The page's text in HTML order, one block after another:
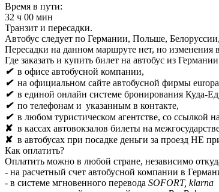
Время в пути:
32 ч 00 мин
Транзит и пересадки.
Автобус следует по Германии, Польше,
Пересадки на данном маршруте нет, но изменения
Где заказать и купить билет на автобус из
✔в офисе автобусной компании,
✔на официальном сайте автобусной фирмы
✔в единой онлайн системе бронирования Куда-
✔по телефонам и указанным в контакте,
✔в любом туристическом агентстве, со ссылкой
✘ в кассах автовокзалов билеты на
✘ в автобусах при посадке деньги за проезд НЕ
Как оплатить?
Оплатить можно в любой стране, независимо
- на расчетный счет автобусной компании в
- в системе мгновенного перевода SOFORT, klarna